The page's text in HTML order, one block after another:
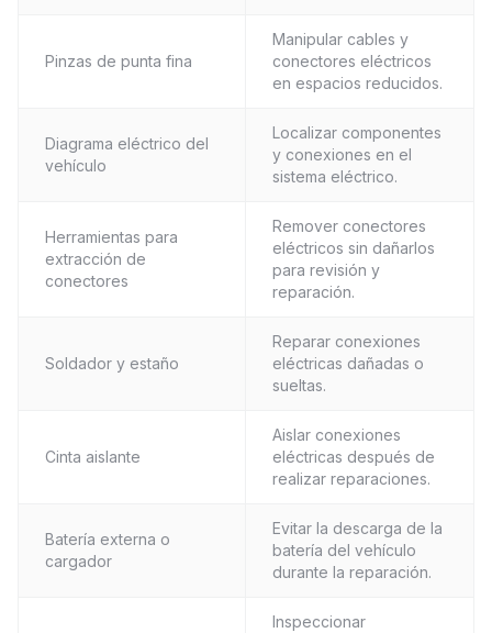
Pinzas de punta fina
Manipular cables y
conectores eléctricos
en espacios reducidos.
Diagrama eléctrico del
vehículo
Localizar componentes
y conexiones en el
sistema eléctrico.
Herramientas para
extracción de
conectores
Remover conectores
eléctricos sin dañarlos
para revisión y
reparación.
Soldador y estaño
Reparar conexiones
eléctricas dañadas o
sueltas.
Cinta aislante
Aislar conexiones
eléctricas después de
realizar reparaciones.
Batería externa o
cargador
Evitar la descarga de la
batería del vehículo
durante la reparación.
Inspeccionar